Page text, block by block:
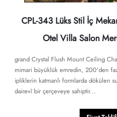
CPL-343 Lüks Stil İç
Otel Villa Salon
grand Crystal Flush Mount Ceiling
mimari büyüklük emredin, 200'den
ipliklerin katmanlı formlarda dökülen
dairevî bir çerçeveye sahiptir...